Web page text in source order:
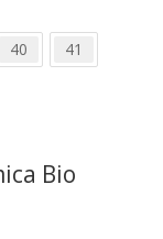
40 41
Bio